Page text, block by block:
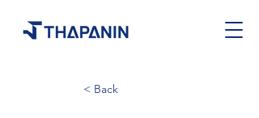
< Back